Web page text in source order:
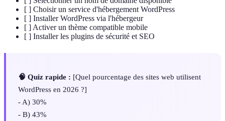
[ ] Choisir un service d'hébergement WordPress
[ ] Installer WordPress via l'hébergeur
[ ] Activer un thème compatible mobile
[ ] Installer les plugins de sécurité et SEO
🧠 Quiz rapide : [Quel pourcentage des sites web utilisent
WordPress en 2026 ?]
- A) 30%
- B) 43%